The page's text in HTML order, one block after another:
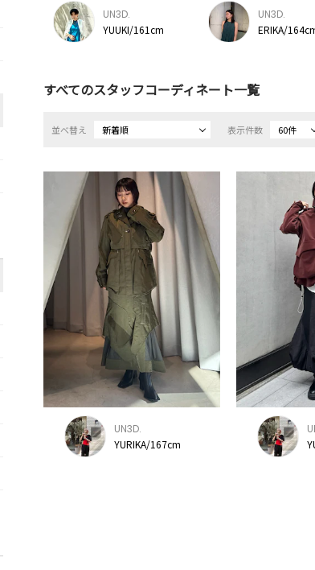
UN3D.
YUUKI/161cm
UN3D.
ERIKA/
すべてのスタッフコーディネート一覧
並べ替え 新着順 表示件数 60件
UN3D.
YURIKA/167cm